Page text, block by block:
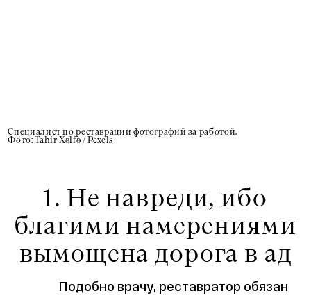
Специалист по реставрации фотографий за работой.
Фото: Tahir Xəlfə / Pexels
1. Не навреди, ибо
благими намерениями
вымощена дорога в ад
Подобно врачу, реставратор обязан